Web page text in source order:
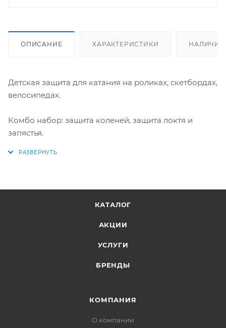
ОПИСАНИЕ ХАРАКТЕРИСТИКИ НАЛИЧИЕ
Детская защита для катания на роликах, скетбордах,
велосипедах.
Комбо набор: защита коленей, защита локтя и
запястья.
КАТАЛОГ
АКЦИИ
УСЛУГИ
БРЕНДЫ
КОМПАНИЯ
О компании